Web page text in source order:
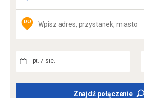
DO
pt. 7 sie.
Znajdź połączenie